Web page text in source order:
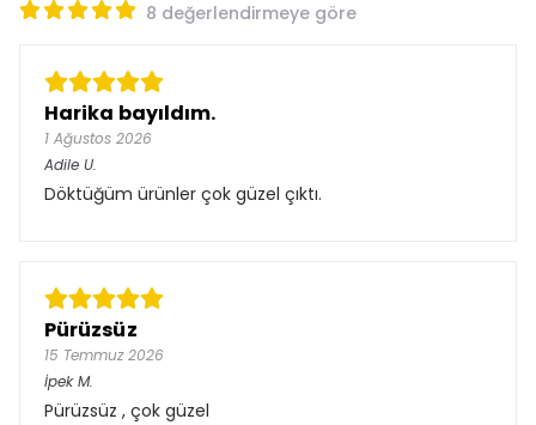
8 değerlendirmeye göre
Harika bayıldım.
1 Ağustos 2026
Adile U.
Döktüğüm ürünler çok güzel çıktı.
Pürüzsüz
15 Temmuz 2026
İpek M.
Pürüzsüz , çok güzel